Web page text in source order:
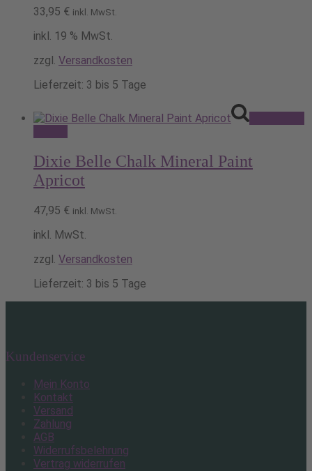
33,95 € inkl. MwSt.
inkl. 19 % MwSt.
zzgl. Versandkosten
Lieferzeit: 3 bis 5 Tage
weist
mehrere
Varianten
Die
können
der
Produktseite
gewählt
werden
Dixie Belle Chalk Mineral Paint
Apricot
47,95 € inkl. MwSt.
inkl. MwSt.
zzgl. Versandkosten
Lieferzeit: 3 bis 5 Tage
Kundenservice
Mein Konto
Kontakt
Versand
Zahlung
AGB
Widerrufsbelehrung
Vertrag widerrufen